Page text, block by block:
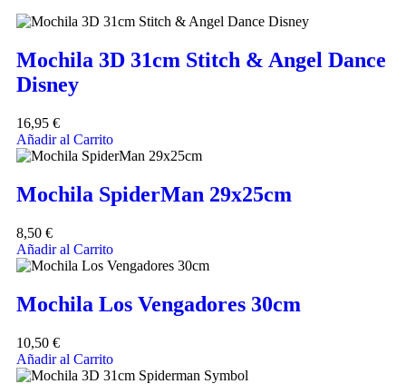
Mochila 3D 31cm Stitch & Angel Dance
Disney
16,95 €
Añadir al Carrito
Mochila SpiderMan 29x25cm
8,50 €
Añadir al Carrito
Mochila Los Vengadores 30cm
10,50 €
Añadir al Carrito